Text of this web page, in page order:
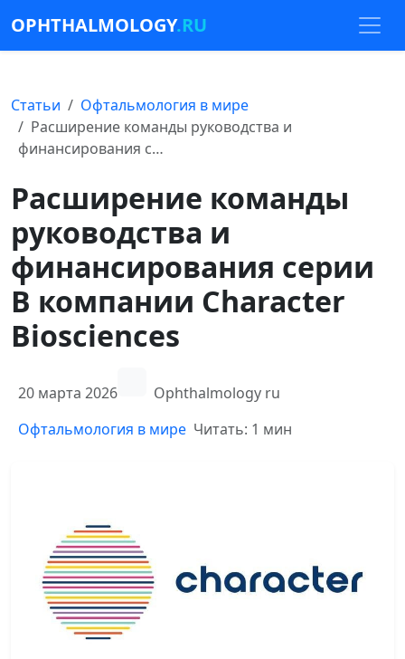
OPHTHALMOLOGY.RU
Статьи
Офтальмология в мире
Расширение команды руководства и
финансирования с…
Расширение команды
руководства и
финансирования серии
B компании Character
Biosciences
20 марта 2026
Ophthalmology ru
Офтальмология в мире Читать: 1 мин